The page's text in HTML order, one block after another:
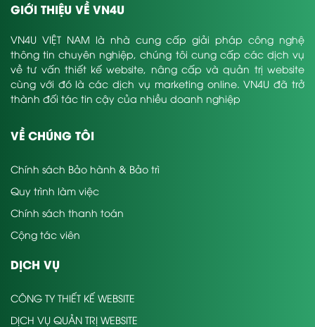
GIỚI THIỆU VỀ VN4U
VN4U VIỆT NAM là nhà cung cấp giải pháp công nghệ
thông tin chuyên nghiệp, chúng tôi cung cấp các dịch vụ
về tư vấn thiết kế website, nâng cấp và quản trị website
cùng với đó là các dịch vụ marketing online. VN4U đã trở
thành đối tác tin cậy của nhiều doanh nghiệp
VỀ CHÚNG TÔI
Chính sách Bảo hành & Bảo trì
Quy trình làm việc
Chính sách thanh toán
Cộng tác viên
DỊCH VỤ
CÔNG TY THIẾT KẾ WEBSITE
DỊCH VỤ QUẢN TRỊ WEBSITE